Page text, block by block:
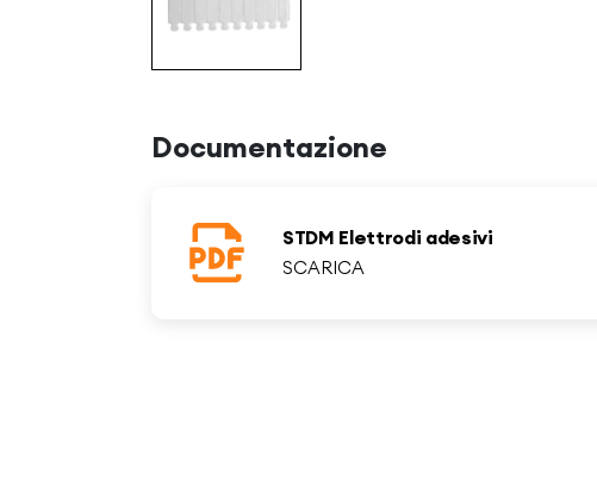
Documentazione
STDM Elettrodi adesivi
SCARICA